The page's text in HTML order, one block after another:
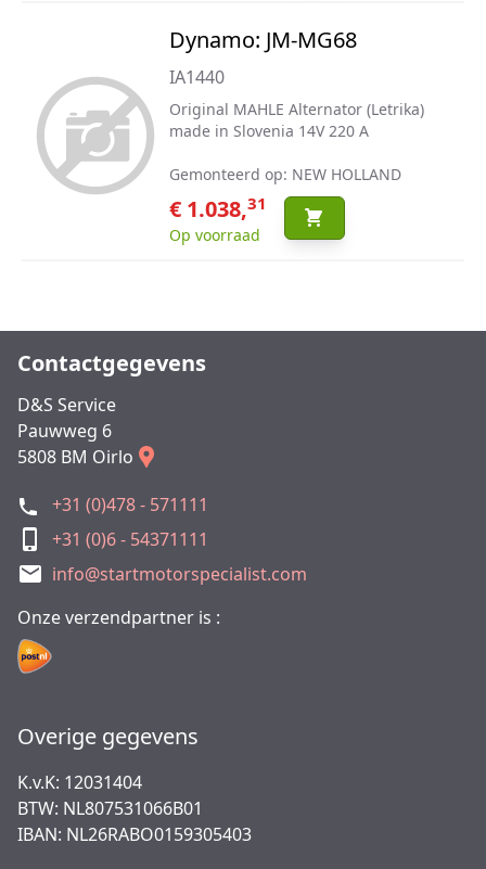
Dynamo: JM-MG68
IA1440
Original MAHLE Alternator (Letrika)
made in Slovenia 14V 220 A
Gemonteerd op: NEW HOLLAND
€ 1.038,31
Op voorraad
Contactgegevens
D&S Service
Pauwweg 6
5808 BM Oirlo
+31 (0)478 - 571111
+31 (0)6 - 54371111
info@startmotorspecialist.com
Onze verzendpartner is :
Overige gegevens
K.v.K: 12031404
BTW: NL807531066B01
IBAN: NL26RABO0159305403